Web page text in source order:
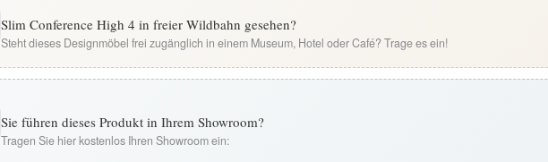
Slim Conference High 4 in freier Wildbahn gesehen?
Steht dieses Designmöbel frei zugänglich in einem Museum, Hotel oder Café? Trage es ein!
Sie führen dieses Produkt in Ihrem Showroom?
Tragen Sie hier kostenlos Ihren Showroom ein: